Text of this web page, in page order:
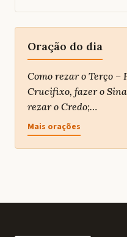
Oração do dia
Como rezar o Terço –
Crucifixo, fazer o
rezar o Credo;…
Mais orações